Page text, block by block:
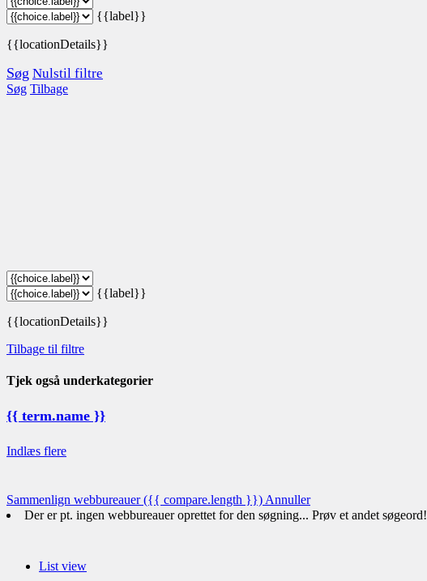
{{label}}
{{locationDetails}}
Søg Nulstil filtre
Søg Tilbage
{{label}}
{{locationDetails}}
Tilbage til filtre
Tjek også underkategorier
{{ term.name }}
Indlæs flere
Sammenlign webbureauer({{ compare.length }}) Annuller
Der er pt. ingen webbureauer oprettet for den søgning... Prøv et andet søgeord!
List view